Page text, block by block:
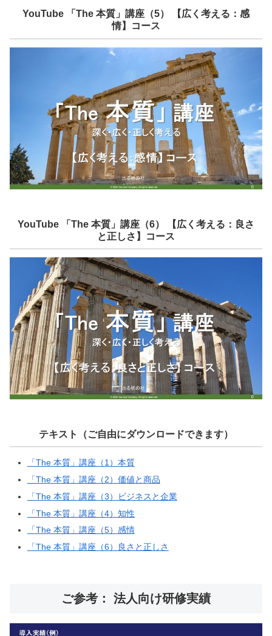
YouTube 「The 本質」講座（5） 【広く考える：感
情】コース
YouTube 「The 本質」講座（6） 【広く考える：良さ
と正しさ】コース
テキスト（ご自由にダウンロードできます）
「The 本質」講座（1）本質
「The 本質」講座（2）価値と商品
「The 本質」講座（3）ビジネスと企業
「The 本質」講座（4）知性
「The 本質」講座（5）感情
「The 本質」講座（6）良さと正しさ
ご参考： 法人向け研修実績